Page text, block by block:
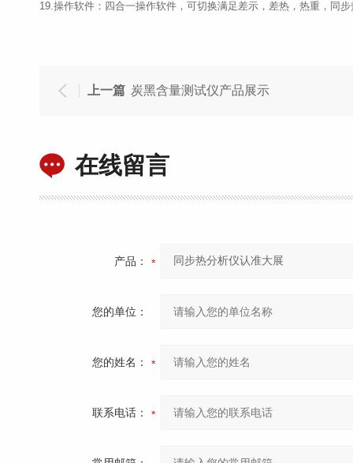
19.操作软件：四合一操作软件，可切换满足差示，差热，热重，同
上一篇 炭黑含量测试仪产品展示
在线留言
产品：
您的单位：
您的姓名：
联系电话：